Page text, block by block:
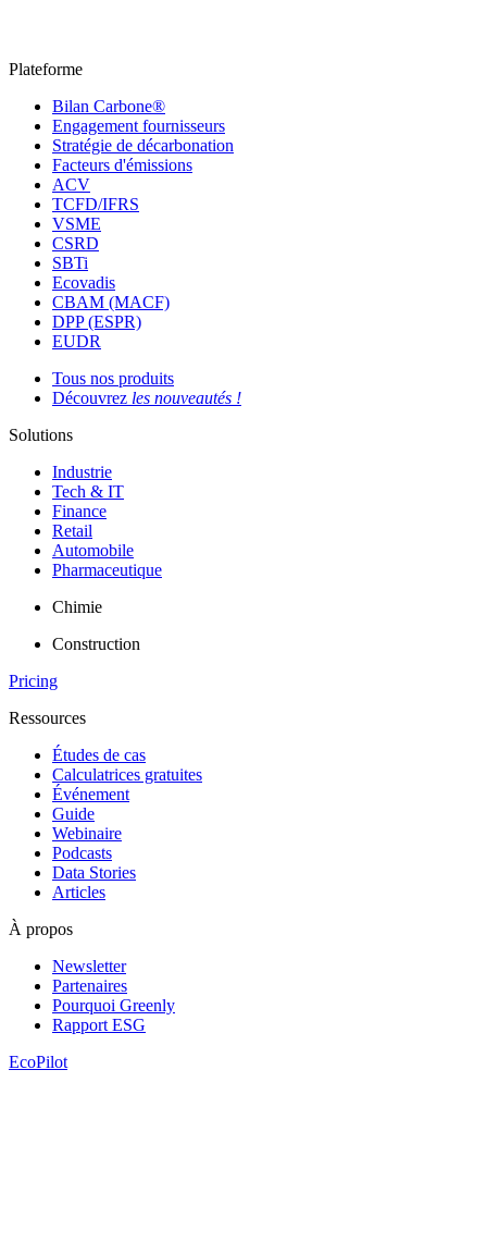
Plateforme
Bilan Carbone®
Engagement fournisseurs
Stratégie de décarbonation
Facteurs d'émissions
ACV
TCFD/IFRS
VSME
CSRD
SBTi
Ecovadis
CBAM (MACF)
DPP (ESPR)
EUDR
Tous nos produits
Découvrez les nouveautés !
Solutions
Industrie
Tech & IT
Finance
Retail
Automobile
Pharmaceutique
Chimie
Construction
Pricing
Ressources
Études de cas
Calculatrices gratuites
Événement
Guide
Webinaire
Podcasts
Data Stories
Articles
À propos
Newsletter
Partenaires
Pourquoi Greenly
Rapport ESG
EcoPilot